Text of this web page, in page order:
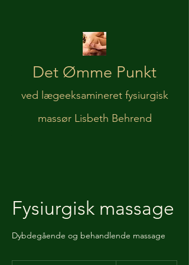
Det Ømme Punkt
ved lægeeksamineret fysiurgisk
massør Lisbeth Behrend
Fysiurgisk massage
Dybdegående og behandlende massage